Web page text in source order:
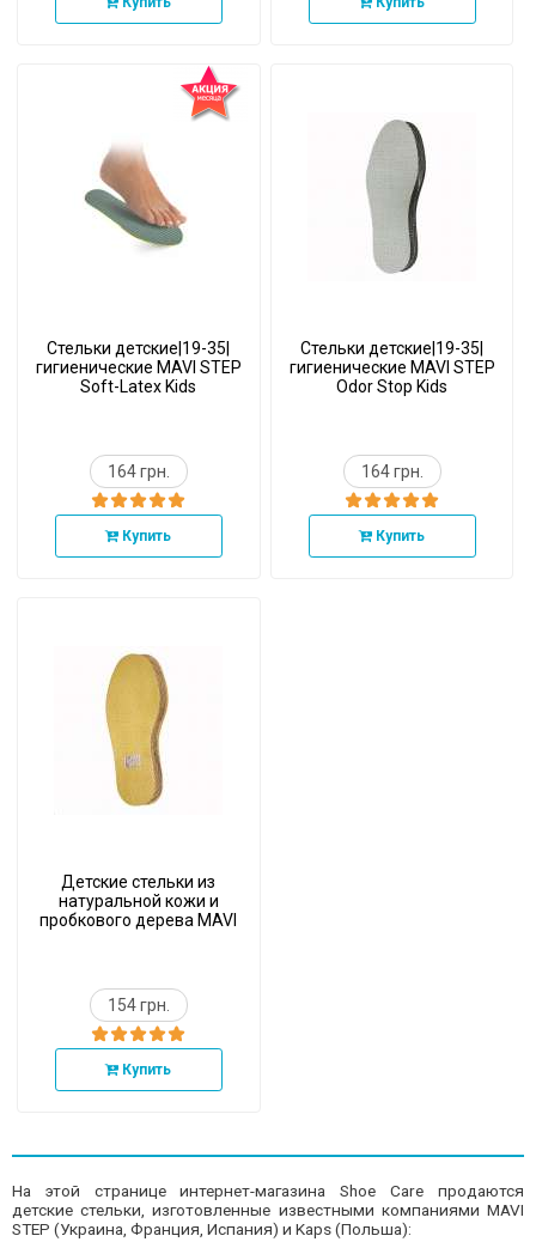
Стельки детские|19-35|
гигиенические MAVI STEP
Soft-Latex Kids
164 грн.
Купить
Стельки детские|19-35|
гигиенические MAVI STEP
Odor Stop Kids
164 грн.
Купить
Детские стельки из
натуральной кожи и
пробкового дерева MAVI
154 грн.
Купить
На этой странице интернет-магазина Shoe Care продаются
детские стельки, изготовленные известными компаниями MAVI
STEP (Украина, Франция, Испания) и Kaps (Польша):